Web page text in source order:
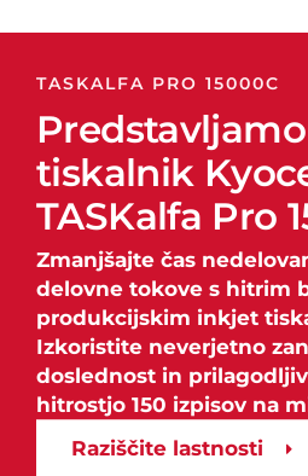
TASKALFA PRO 15000C
tiskalnik
TASKalfa Pro
Zmanjšajte čas
delovne tokove s hitrim
produkcijskim inkjet
Izkoristite neverjetno
doslednost in
hitrostjo 150 izpisov na
Raziščite lastnosti